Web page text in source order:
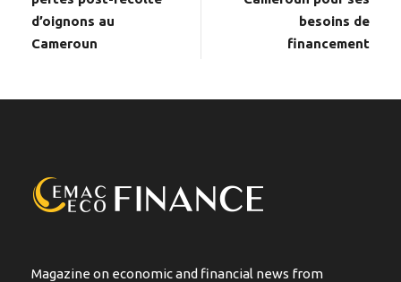
d’oignons au
Cameroun
besoins de
financement
Magazine on economic and financial news from